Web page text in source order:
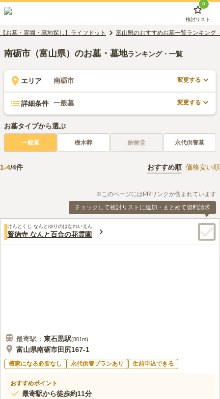
0
検討リスト
【お墓・霊園・墓地探し】ライフドット 富山県のおすすめお墓一覧ランキング
南砺市（富山県）のお墓・墓地ランキング・一覧
エリア 南砺市 変更する
詳細条件 一般墓 変更する
お墓タイプから選ぶ
一般墓 樹木葬 納骨堂 永代供養墓
1-4/4件 おすすめ順 価格安い順
※このページにはPRリンクが含まれています
チェックして検討リストに追加・まとめて資料請求
けんとくじ なんとゆりのはなれいえん
賢徳寺 なんと百合の花霊園
最寄駅： 東石黒駅(801m)
富山県南砺市田尻167-1
檀家になる必要なし 永代供養プランあり 生前申込できる
おすすめポイント
最寄駅から徒歩約11分